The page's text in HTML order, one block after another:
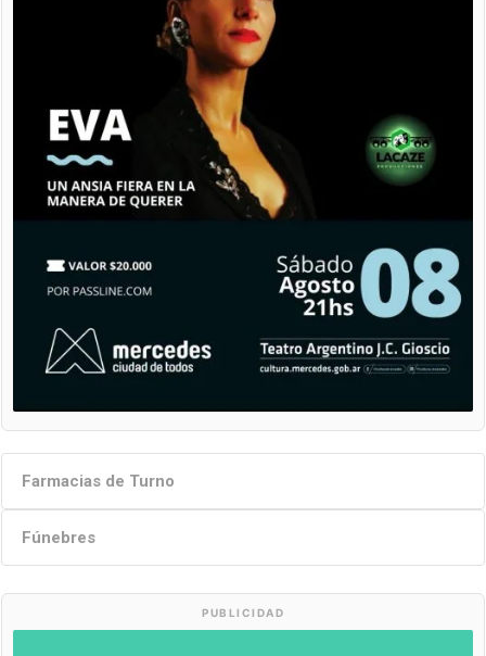
Farmacias de Turno
Fúnebres
PUBLICIDAD